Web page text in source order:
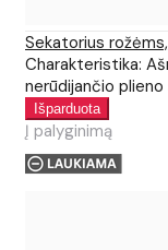
Sekatorius
Charakteristika:
nerūdijančio
Į palyginimą